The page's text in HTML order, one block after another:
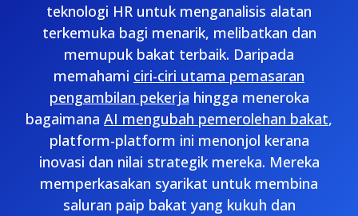
teknologi HR untuk menganalisis alatan
terkemuka bagi menarik, melibatkan dan
memupuk bakat terbaik. Daripada
memahami ciri-ciri utama pemasaran
pengambilan pekerja hingga meneroka
bagaimana AI mengubah pemerolehan bakat,
platform-platform ini menonjol kerana
inovasi dan nilai strategik mereka. Mereka
memperkasakan syarikat untuk membina
saluran paip bakat yang kukuh dan